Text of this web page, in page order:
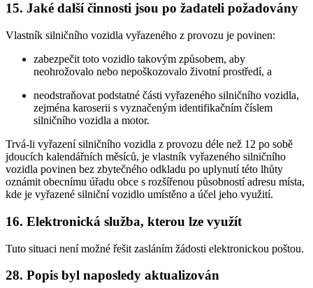
15. Jaké další činnosti jsou po žadateli požadovány
Vlastník silničního vozidla vyřazeného z provozu je povinen:
zabezpečit toto vozidlo takovým způsobem, aby
neohrožovalo nebo nepoškozovalo životní prostředí, a
neodstraňovat podstatné části vyřazeného silničního vozidla,
zejména karoserii s vyznačeným identifikačním číslem
silničního vozidla a motor.
Trvá-li vyřazení silničního vozidla z provozu déle než 12 po sobě
jdoucích kalendářních měsíců, je vlastník vyřazeného silničního
vozidla povinen bez zbytečného odkladu po uplynutí této lhůty
oznámit obecnímu úřadu obce s rozšířenou působností adresu místa,
kde je vyřazené silniční vozidlo umístěno a účel jeho využití.
16. Elektronická služba, kterou lze využít
Tuto situaci není možné řešit zasláním žádosti elektronickou poštou.
28. Popis byl naposledy aktualizován